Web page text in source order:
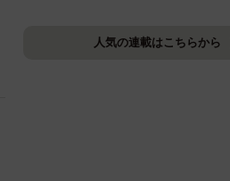
人気の連載はこちらから